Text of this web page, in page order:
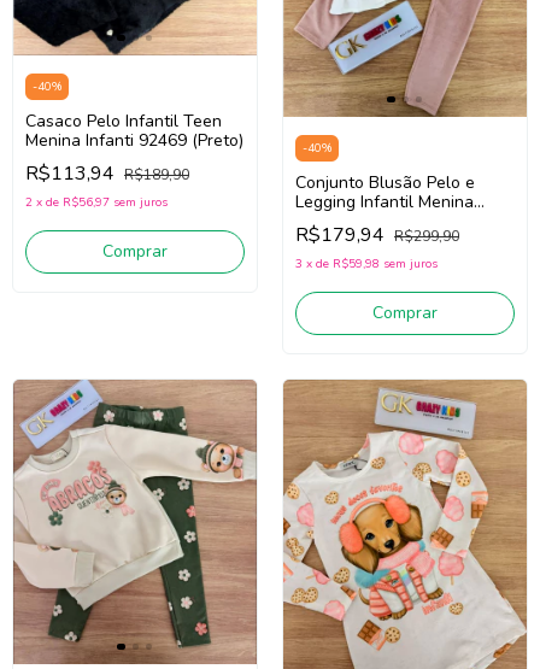
-40%
Casaco Pelo Infantil Teen
Menina Infanti 92469 (Preto)
R$113,94 R$189,90
2 x de R$56,97 sem juros
Comprar
-40%
Conjunto Blusão Pelo e
Legging Infantil Menina
Infanti 90794 (Bege
Claro/Rosa)
R$179,94 R$299,90
3 x de R$59,98 sem juros
Comprar